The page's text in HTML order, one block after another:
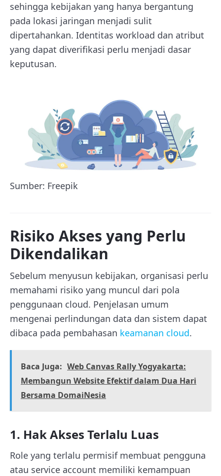
sehingga kebijakan yang hanya bergantung
pada lokasi jaringan menjadi sulit
dipertahankan. Identitas workload dan atribut
yang dapat diverifikasi perlu menjadi dasar
keputusan.
Sumber: Freepik
Risiko Akses yang Perlu
Dikendalikan
Sebelum menyusun kebijakan, organisasi perlu
memahami risiko yang muncul dari pola
penggunaan cloud. Penjelasan umum
mengenai perlindungan data dan sistem dapat
dibaca pada pembahasan keamanan cloud.
Baca Juga: Web Canvas Rally Yogyakarta:
Membangun Website Efektif dalam Dua Hari
Bersama DomaiNesia
1. Hak Akses Terlalu Luas
Role yang terlalu permisif membuat pengguna
atau service account memiliki kemampuan